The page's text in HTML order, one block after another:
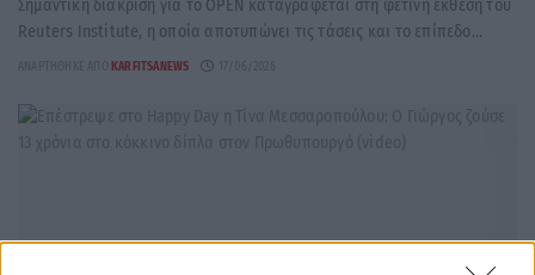
Σημαντική διάκριση για το OPEN καταγράφεται στη φετινή έκθεση του
Reuters Institute, η οποία αποτυπώνει τις τάσεις και το επίπεδο...
ΑΝΑΡΤΉΘΗΚΕ ΑΠΌ KARFITSANEWS